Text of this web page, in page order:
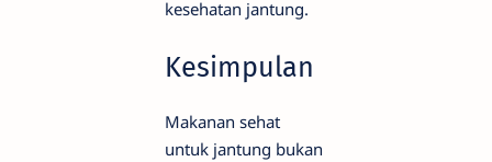
kesehatan jantung.
Kesimpulan
Makanan sehat
untuk jantung bukan